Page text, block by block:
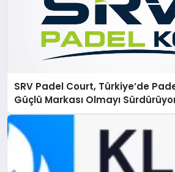
SRV Padel Court, Türkiye’de
Güçlü Markası Olmayı